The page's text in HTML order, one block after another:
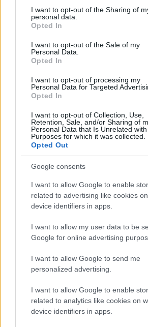
not limited to your visit or usage
grant or deny consent to Google and its
use your data for below specified
consent section.
I want to opt-out of the Sharing of
personal data.
Opted In
I want to opt-out of the Sale of my
Personal Data.
Opted In
I want to opt-out of processing my
Personal Data for Targeted
Opted In
I want to opt-out of Collection, Use,
Retention, Sale, and/or Sharing of
Personal Data that Is Unrelated
Purposes for which it was collected.
Opted Out
Google consents
I want to allow Google to enable
related to advertising like cookies
device identifiers in apps.
I want to allow my user data to be
Google for online advertising
I want to allow Google to send me
personalized advertising.
I want to allow Google to enable
related to analytics like cookies on
device identifiers in apps.
SMARTFONY
TABLETY
TV
Recenzje
Co kupić
Porady
Promocje
FinTech
Hardware PC
Moto
Gaming
Redakcja
Reklama